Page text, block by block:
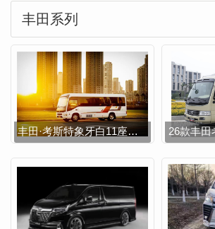
丰田系列
丰田·考斯特象牙白11座定制版商务车